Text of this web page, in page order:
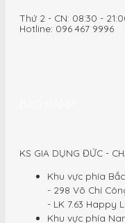
Thứ 2 - CN: 08:30 -
Hotline: 096 467 9996
KS GIA DỤNG ĐỨC -
Khu vực phía
- 298 Võ Chí
- LK 7.63 Happy
Khu vực phía